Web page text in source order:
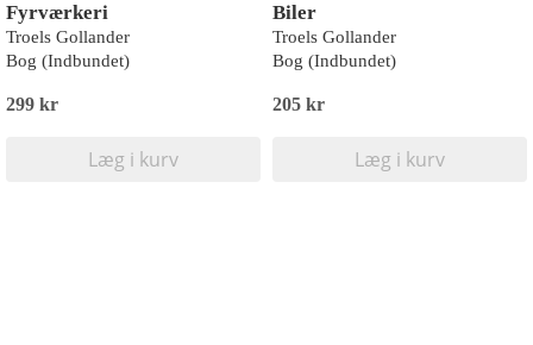
Fyrværkeri
Troels Gollander
Bog (Indbundet)
299 kr
Læg i kurv
Biler
Troels Gollander
Bog (Indbundet)
205 kr
Læg i kurv